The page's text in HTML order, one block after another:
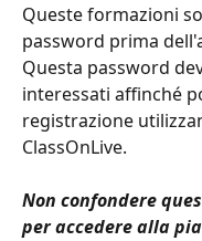
Queste formazioni
password prima
Questa password
interessati affinché
registrazione
ClassOnLive.
Non confondere
per accedere alla